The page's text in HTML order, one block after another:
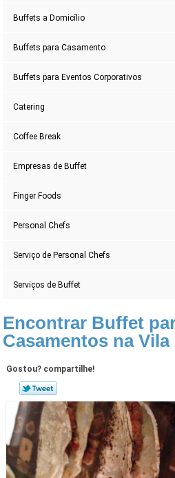
Buffets a Domicílio
Buffets para Casamento
Buffets para Eventos Corporativos
Catering
Coffee Break
Empresas de Buffet
Finger Foods
Personal Chefs
Serviço de Personal Chefs
Serviços de Buffet
Encontrar Buffet
Casamentos na Vila
Gostou? compartilhe!